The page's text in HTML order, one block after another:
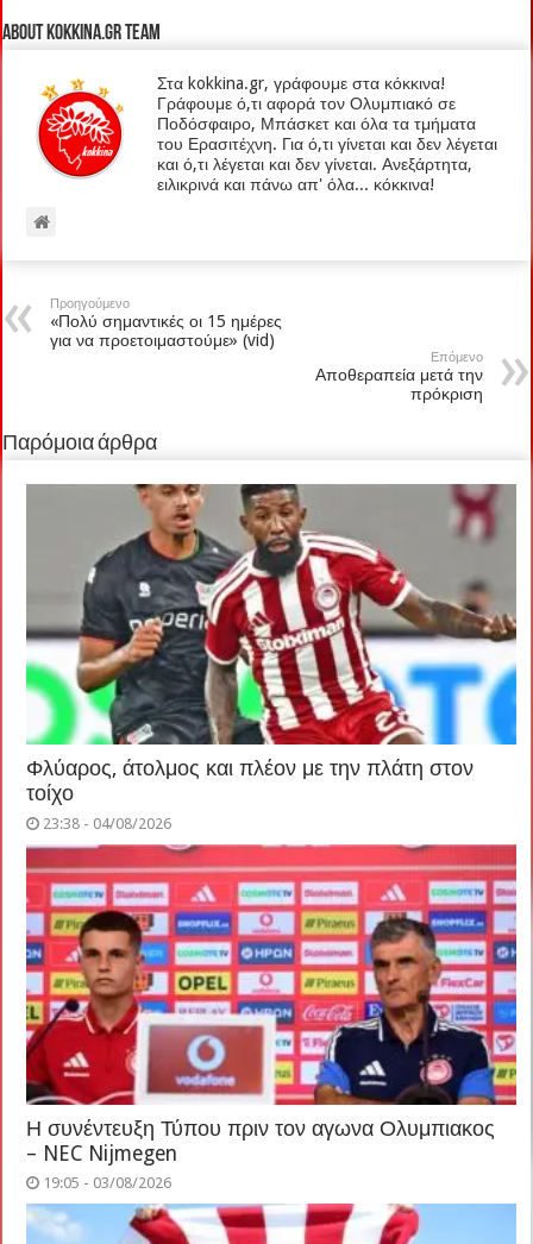
About kokkina.gr TEAM
Στα kokkina.gr, γράφουμε στα κόκκινα!
Γράφουμε ό,τι αφορά τον Ολυμπιακό σε
Ποδόσφαιρο, Μπάσκετ και όλα τα τμήματα
του Ερασιτέχνη. Για ό,τι γίνεται και δεν λέγεται
και ό,τι λέγεται και δεν γίνεται. Ανεξάρτητα,
ειλικρινά και πάνω απ' όλα... κόκκινα!
Προηγούμενο
«Πολύ σημαντικές οι 15 ημέρες
για να προετοιμαστούμε» (vid)
Επόμενο
Αποθεραπεία μετά την
πρόκριση
Παρόμοια άρθρα
Φλύαρος, άτολμος και πλέον με την πλάτη στον
τοίχο
23:38 - 04/08/2026
Η συνέντευξη Τύπου πριν τον αγωνα Ολυμπιακος
– NEC Nijmegen
19:05 - 03/08/2026